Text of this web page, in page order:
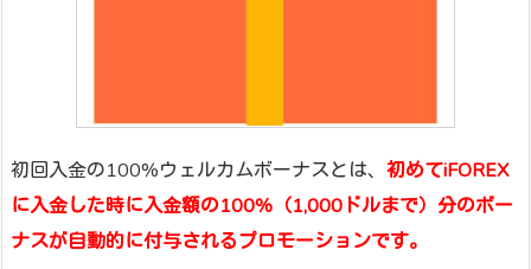
初回入金の100%ウェルカムボーナスとは、 初めてiFOREX
に入金した時に入金額の100%（1,000ドルまで）分のボー
ナスが自動的に付与されるプロモーションです。